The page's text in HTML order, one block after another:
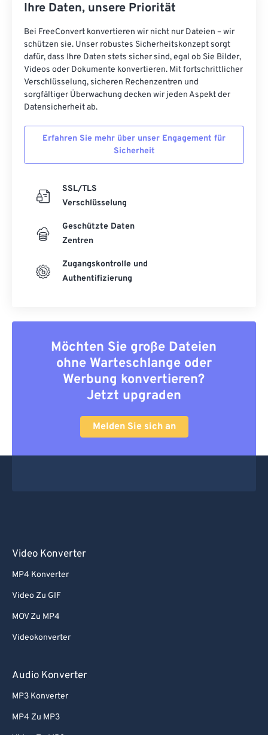
Ihre Daten, unsere Priorität
Bei FreeConvert konvertieren wir nicht nur Dateien – wir
schützen sie. Unser robustes Sicherheitskonzept sorgt
dafür, dass Ihre Daten stets sicher sind, egal ob Sie Bilder,
Videos oder Dokumente konvertieren. Mit fortschrittlicher
Verschlüsselung, sicheren Rechenzentren und
sorgfältiger Überwachung decken wir jeden Aspekt der
Datensicherheit ab.
Erfahren Sie mehr über unser Engagement für
Sicherheit
SSL/TLS
Verschlüsselung
Geschützte Daten
Zentren
Zugangskontrolle und
Authentifizierung
Möchten Sie große Dateien
ohne Warteschlange oder
Werbung konvertieren?
Jetzt upgraden
Melden Sie sich an
Video Konverter
MP4 Konverter
Video Zu GIF
MOV Zu MP4
Videokonverter
Audio Konverter
MP3 Konverter
MP4 Zu MP3